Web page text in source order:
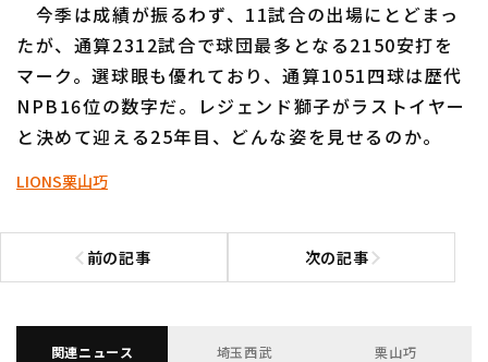
（別ウィンドウで開く） よくある質問
今季は成績が振るわず、11試合の出場にとどまっ
たが、通算2312試合で球団最多となる2150安打を
マーク。選球眼も優れており、通算1051四球は歴代
NPB16位の数字だ。レジェンド獅子がラストイヤー
と決めて迎える25年目、どんな姿を見せるのか。
LIONS栗山巧
前の記事
前の記事へ 次の記事次の記事へ
関連ニュース 埼玉西武 栗山巧